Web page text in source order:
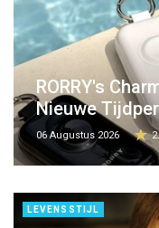
RORRY's
Nieuwe
06 Augustus 2026
LEVENSSTIJL